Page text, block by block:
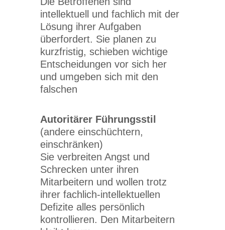
intellektuell und fachlich mit der
Lösung ihrer Aufgaben
überfordert. Sie planen zu
kurzfristig, schieben wichtige
Entscheidungen vor sich her
und umgeben sich mit den
falschen
Autoritärer Führungsstil
(andere einschüchtern,
einschränken)
Sie verbreiten Angst und
Schrecken unter ihren
Mitarbeitern und wollen trotz
ihrer fachlich-intellektuellen
Defizite alles persönlich
kontrollieren. Den Mitarbeitern